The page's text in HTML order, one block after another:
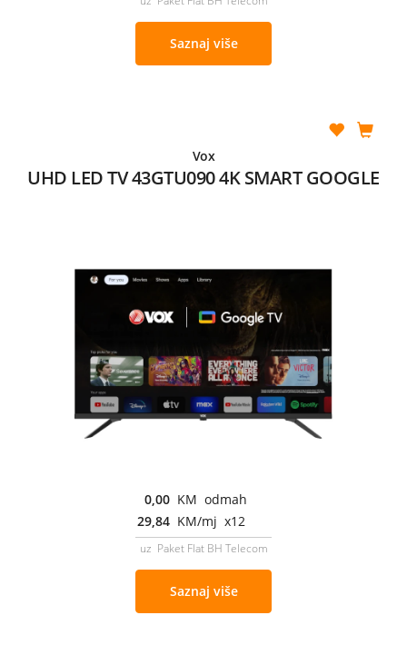
Saznaj više
Vox
UHD LED TV 43GTU090 4K SMART GOOGLE
0,00 KM odmah
29,84 KM/mj x12
uz Paket Flat BH Telecom
Saznaj više